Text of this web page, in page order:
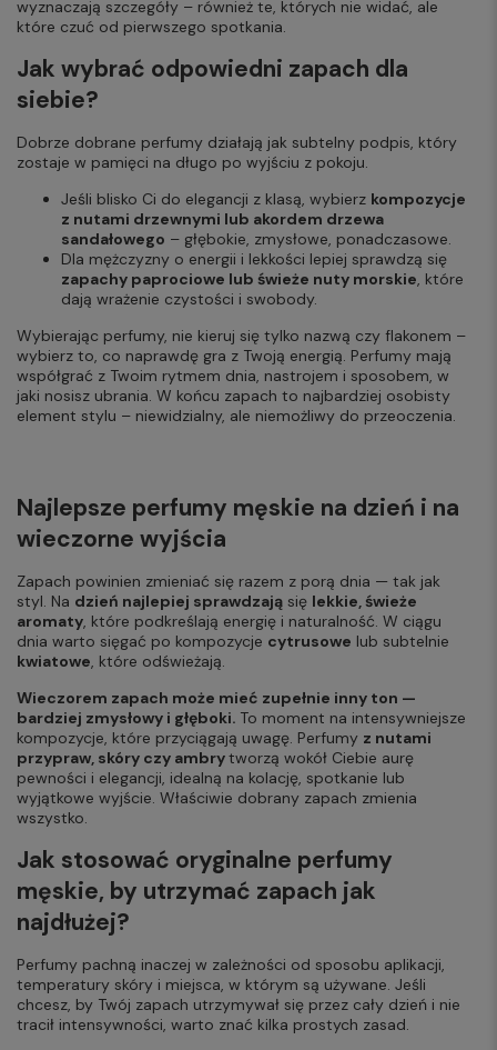
wyznaczają szczegóły – również te, których nie widać, ale
które czuć od pierwszego spotkania.
Jak wybrać odpowiedni zapach dla
siebie?
Dobrze dobrane perfumy działają jak subtelny podpis, który
zostaje w pamięci na długo po wyjściu z pokoju.
Jeśli blisko Ci do elegancji z klasą, wybierz kompozycje
z nutami drzewnymi lub akordem drzewa
sandałowego – głębokie, zmysłowe, ponadczasowe.
Dla mężczyzny o energii i lekkości lepiej sprawdzą się
zapachy paprociowe lub świeże nuty morskie, które
dają wrażenie czystości i swobody.
Wybierając perfumy, nie kieruj się tylko nazwą czy flakonem –
wybierz to, co naprawdę gra z Twoją energią. Perfumy mają
współgrać z Twoim rytmem dnia, nastrojem i sposobem, w
jaki nosisz ubrania. W końcu zapach to najbardziej osobisty
element stylu – niewidzialny, ale niemożliwy do przeoczenia.
Najlepsze perfumy męskie na dzień i na
wieczorne wyjścia
Zapach powinien zmieniać się razem z porą dnia — tak jak
styl. Na dzień najlepiej sprawdzają się lekkie, świeże
aromaty, które podkreślają energię i naturalność. W ciągu
dnia warto sięgać po kompozycje cytrusowe lub subtelnie
kwiatowe, które odświeżają.
Wieczorem zapach może mieć zupełnie inny ton —
bardziej zmysłowy i głęboki. To moment na intensywniejsze
kompozycje, które przyciągają uwagę. Perfumy z nutami
przypraw, skóry czy ambrytworzą wokół Ciebie aurę
pewności i elegancji, idealną na kolację, spotkanie lub
wyjątkowe wyjście. Właściwie dobrany zapach zmienia
wszystko.
Jak stosować oryginalne perfumy
męskie, by utrzymać zapach jak
najdłużej?
Perfumy pachną inaczej w zależności od sposobu aplikacji,
temperatury skóry i miejsca, w którym są używane. Jeśli
chcesz, by Twój zapach utrzymywał się przez cały dzień i nie
tracił intensywności, warto znać kilka prostych zasad.